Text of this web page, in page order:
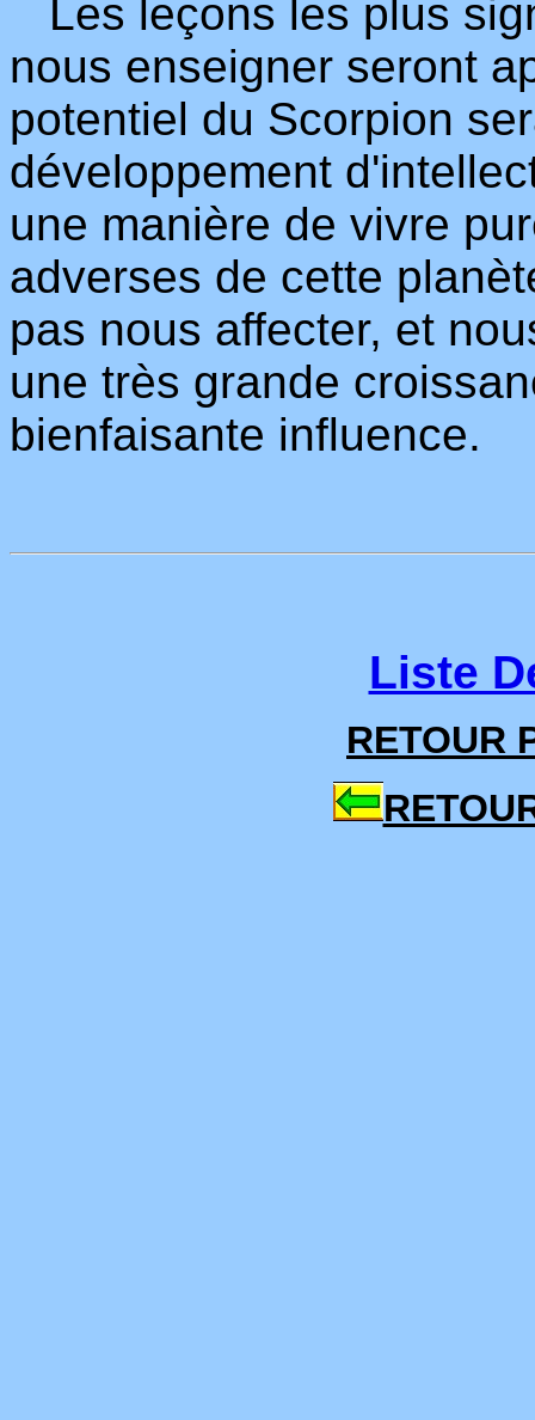
Les leçons les plus
nous enseigner seront
potentiel du Scorpion
développement
une manière de vivre
adverses de cette
pas nous affecter, et
une très grande
bienfaisante influence.
Liste
RETOUR